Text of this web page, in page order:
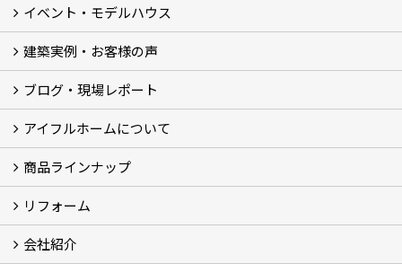
イベント・モデルハウス
イベント
モデルハウス見学
建築実例・お客様の声
建築実例
お客様の声
ブログ・現場レポート
ブログ
現場レポート
アイフルホームについて
アイフルホームについて (5)
商品ラインナップ
商品ラインナップ
リフォーム
まるごと断熱リフォーム
イベント情報
施工事例
会社紹介